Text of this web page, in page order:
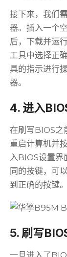
接下来，我们
器。插入一个
后，下载并运
工具中选择正
具的指示进行
器。
4. 进入
在刷写BIOS之
重启计算机并
入BIOS设置界
同的按键，可
到正确的按键。
5. 刷写
一旦进入了